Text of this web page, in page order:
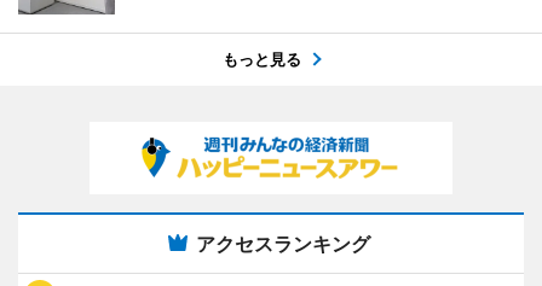
もっと見る
アクセスランキング